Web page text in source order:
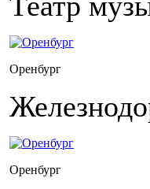
Оренбург
Оренбург